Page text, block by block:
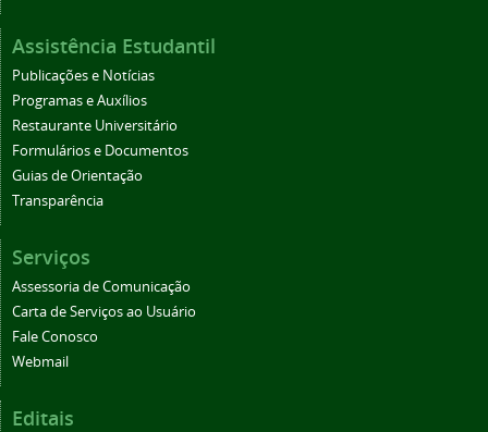
Assistência Estudantil
Publicações e Notícias
Programas e Auxílios
Restaurante Universitário
Formulários e Documentos
Guias de Orientação
Transparência
Serviços
Assessoria de Comunicação
Carta de Serviços ao Usuário
Fale Conosco
Webmail
Editais